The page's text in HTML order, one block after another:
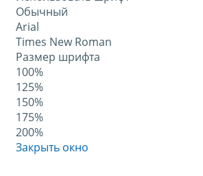
Обычный
Arial
Times New Roman
Размер шрифта
100%
125%
150%
175%
200%
Закрыть окно